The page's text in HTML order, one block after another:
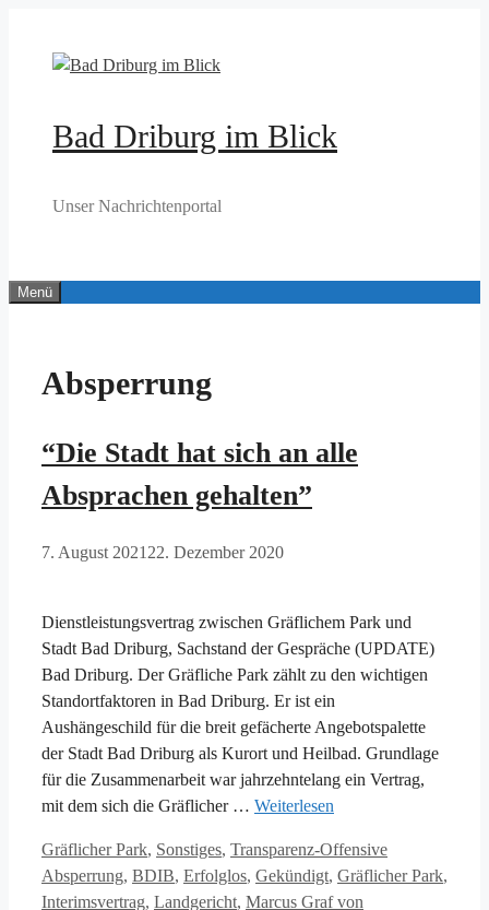
springen
Bad Driburg im Blick
Unser Nachrichtenportal
Menü
Absperrung
“Die Stadt hat sich an alle
Absprachen gehalten”
7. August 2021 22. Dezember 2020
Dienstleistungsvertrag zwischen Gräflichem Park und
Stadt Bad Driburg, Sachstand der Gespräche (UPDATE)
Bad Driburg. Der Gräfliche Park zählt zu den wichtigen
Standortfaktoren in Bad Driburg. Er ist ein
Aushängeschild für die breit gefächerte Angebotspalette
der Stadt Bad Driburg als Kurort und Heilbad. Grundlage
für die Zusammenarbeit war jahrzehntelang ein Vertrag,
mit dem sich die Gräflicher … Weiterlesen
Kategorien
Gräflicher Park, Sonstiges, Transparenz-OffensiveSchlagwörter
Absperrung, BDIB, Erfolglos, Gekündigt, Gräflicher Park,
Interimsvertrag, Landgericht, Marcus Graf von